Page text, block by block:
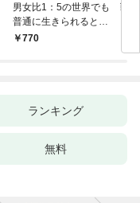
男女比1：5の世界でも
普通に生きられると思
った？ ～激重感情な
770
戦
特
ランキング
無料